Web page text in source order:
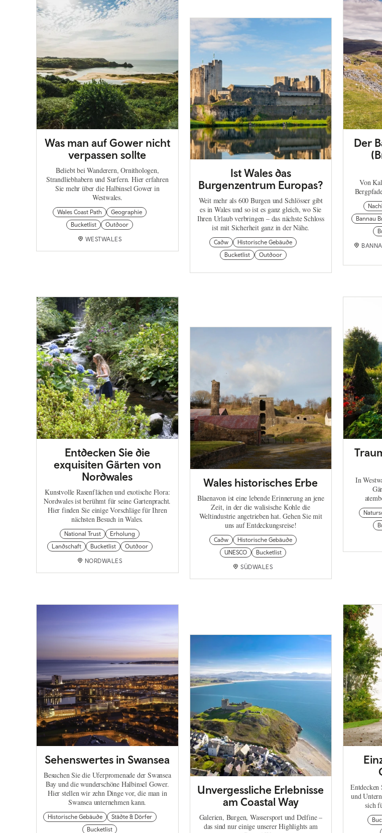
Was man auf Gower nicht
verpassen sollte
Beliebt bei Wanderern, Ornithologen,
Strandliebhabern und Surfern. Hier erfahren
Sie mehr über die Halbinsel Gower in
Westwales.
Wales Coast Path
Geographie
Bucketlist
Outdoor
WESTWALES
Ist Wales das
Burgenzentrum Europas?
Weit mehr als 600 Burgen und Schlösser gibt
es in Wales und so ist es ganz gleich, wo Sie
Ihren Urlaub verbringen – das nächste Schloss
ist mit Sicherheit ganz in der Nähe.
Cadw
Historische Gebäude
Bucketlist
Outdoor
Der
Von
Bannau
Entdecken Sie die
exquisiten Gärten von
Nordwales
Kunstvolle Rasenflächen und exotische Flora:
Nordwales ist berühmt für seine Gartenpracht.
Hier finden Sie einige Vorschläge für Ihren
nächsten Besuch in Wales.
National Trust
Erholung
Landschaft
Bucketlist Outdoor
NORDWALES
Wales historisches Erbe
Blaenavon ist eine lebende Erinnerung an jene
Zeit, in der die walisische Kohle die
Weltindustrie angetrieben hat. Gehen Sie mit
uns auf Entdeckungsreise!
Cadw
Historische Gebäude
UNESCO
Bucketlist
SÜDWALES
In
Sehenswertes in Swansea
Besuchen Sie die Uferpromenade der Swansea
Bay und die wunderschöne Halbinsel Gower.
Hier stellen wir zehn Dinge vor, die man in
Swansea unternehmen kann.
Historische Gebäude
Städte & Dörfer
Bucketlist
Unvergessliche Erlebnisse
am Coastal Way
Galerien, Burgen, Wassersport und Delfine –
das sind nur einige unserer Highlights am
Entdecken
und
sich